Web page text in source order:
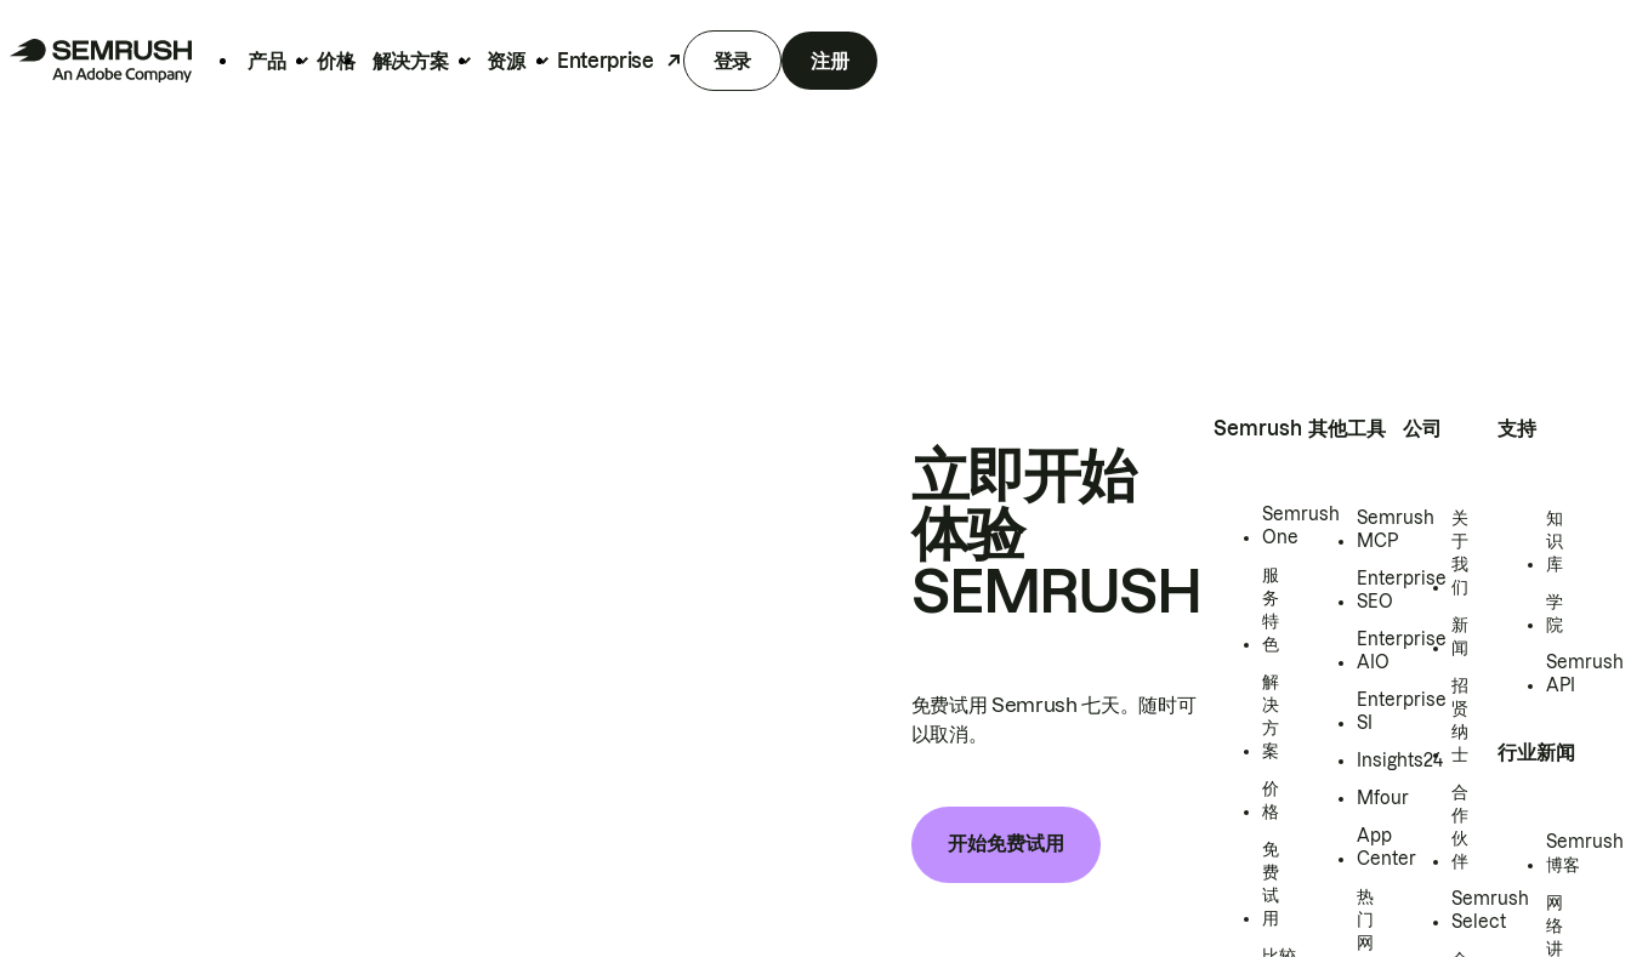
产品 价格 解决方案 资源 Enterprise 登录 注册
立即开始
体验
SEMRUSH
免费试用 Semrush 七天。随时可
以取消。
开始免费试用
Semrush
Semrush
One
服
务
特
色
解
决
方
案
价
格
免
费
试
用
其他工具
Semrush
MCP
Enterprise
SEO
Enterprise
AIO
Enterprise
SI
Insights24
Mfour
App
Center
热
门
网
公司
关
于
我
们
新
闻
招
贤
纳
士
合
作
伙
伴
Semrush
Select
支持
知
识
库
学
院
Semrush
API
行业新闻
Semrush
博客
网
络
讲